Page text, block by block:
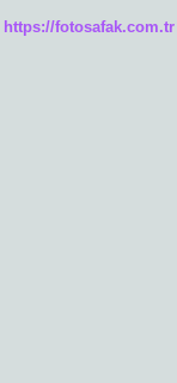
https://fotosafak.com.tr